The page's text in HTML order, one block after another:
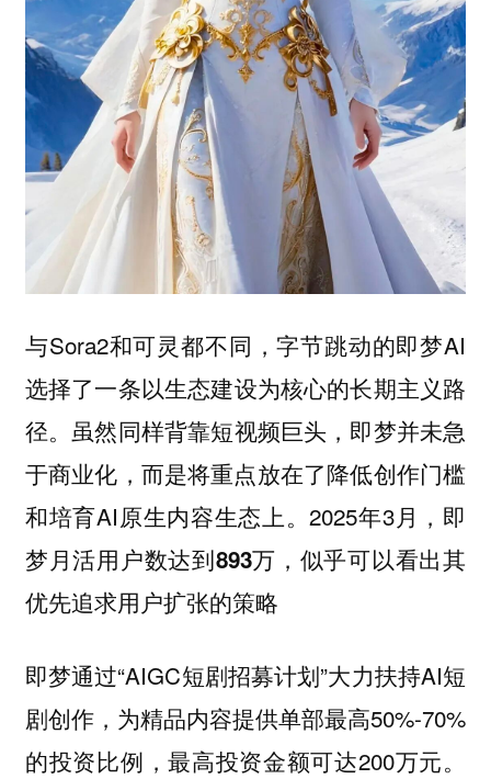
与Sora2和可灵都不同，字节跳动的即梦AI
选择了一条以生态建设为核心的长期主义路
径。虽然同样背靠短视频巨头，即梦并未急
于商业化，而是将重点放在了降低创作门槛
和培育AI原生内容生态上。2025年3月，即
梦月活用户数达到893万 ，似乎可以看出其
优先追求用户扩张的策略
即梦通过“AIGC短剧招募计划”大力扶持AI短
剧创作，为精品内容提供单部最高50%-70%
的投资比例，最高投资金额可达200万元。